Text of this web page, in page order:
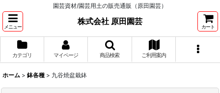
園芸資材/園芸用土の販売通販（原田園芸）
メニュー
株式会社 原田園芸
カート
カテゴリ マイページ 商品検索 ご利用案内
ホーム > 鉢各種 > 九谷焼盆栽鉢